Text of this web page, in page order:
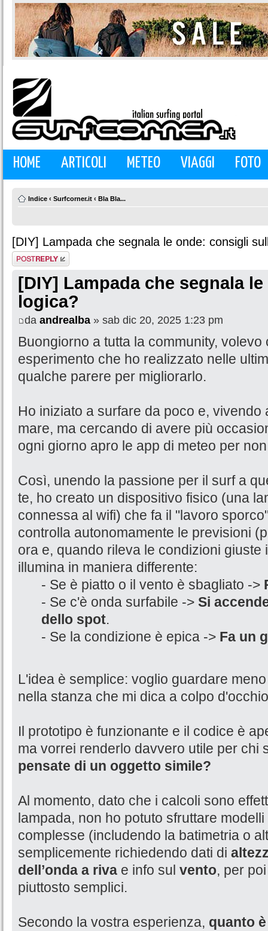
HOME ARTICOLI METEO VIAGGI FOTO
Indice ‹ Surfcorner.it ‹ Bla Bla...
[DIY] Lampada che segnala le onde: consigli
Rispondi al
messaggio
[DIY] Lampada che segnala
logica?
da andrealba » sab dic 20, 2025 1:23 pm
Buongiorno a tutta la community,
esperimento che ho realizzato nelle
qualche parere per migliorarlo.
Ho iniziato a surfare da poco e,
mare, ma cercando di avere più
ogni giorno apro le app di meteo per
Così, unendo la passione per il surf a
te, ho creato un dispositivo fisico (una
connessa al wifi) che fa il "lavoro
controlla autonomamente le previsioni
ora e, quando rileva le condizioni
illumina in maniera differente:
- Se è piatto o il vento è sbagliato ->
- Se c'è onda surfabile -> Si
dello spot.
- Se la condizione è epica -> Fa un
L'idea è semplice: voglio guardare
nella stanza che mi dica a colpo
Il prototipo è funzionante e il codice è
ma vorrei renderlo davvero utile per chi
pensate di un oggetto simile?
Al momento, dato che i calcoli sono
lampada, non ho potuto sfruttare
complesse (includendo la batimetria o
semplicemente richiedendo dati di
dell’onda a riva e info sul vento, per
piuttosto semplici.
Secondo la vostra esperienza, quanto